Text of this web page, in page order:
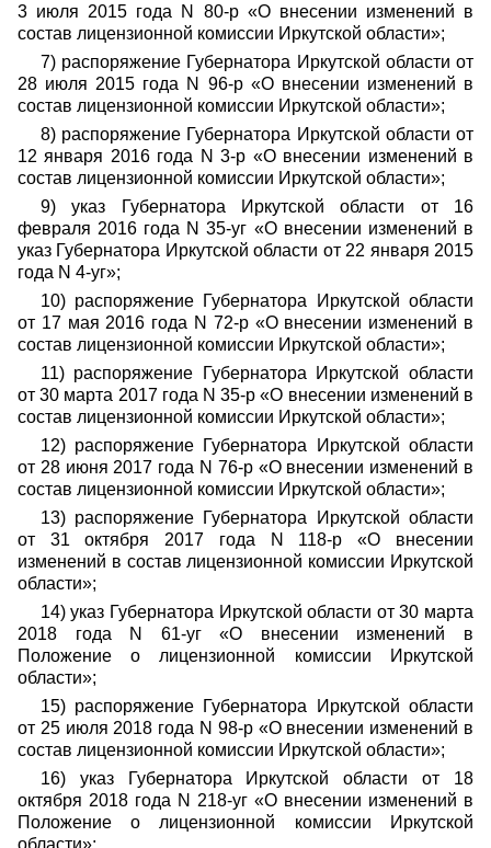
3 июля 2015 года N 80-р «О внесении изменений в
состав лицензионной комиссии Иркутской области»;
7) распоряжение Губернатора Иркутской области от
28 июля 2015 года N 96-р «О внесении изменений в
состав лицензионной комиссии Иркутской области»;
8) распоряжение Губернатора Иркутской области от
12 января 2016 года N 3-р «О внесении изменений в
состав лицензионной комиссии Иркутской области»;
9) указ Губернатора Иркутской области от 16
февраля 2016 года N 35-уг «О внесении изменений в
указ Губернатора Иркутской области от 22 января 2015
года N 4-уг»;
10) распоряжение Губернатора Иркутской области
от 17 мая 2016 года N 72-р «О внесении изменений в
состав лицензионной комиссии Иркутской области»;
11) распоряжение Губернатора Иркутской области
от 30 марта 2017 года N 35-р «О внесении изменений в
состав лицензионной комиссии Иркутской области»;
12) распоряжение Губернатора Иркутской области
от 28 июня 2017 года N 76-р «О внесении изменений в
состав лицензионной комиссии Иркутской области»;
13) распоряжение Губернатора Иркутской области
от 31 октября 2017 года N 118-р «О внесении
изменений в состав лицензионной комиссии Иркутской
области»;
14) указ Губернатора Иркутской области от 30 марта
2018 года N 61-уг «О внесении изменений в
Положение о лицензионной комиссии Иркутской
области»;
15) распоряжение Губернатора Иркутской области
от 25 июля 2018 года N 98-р «О внесении изменений в
состав лицензионной комиссии Иркутской области»;
16) указ Губернатора Иркутской области от 18
октября 2018 года N 218-уг «О внесении изменений в
Положение о лицензионной комиссии Иркутской
области»;